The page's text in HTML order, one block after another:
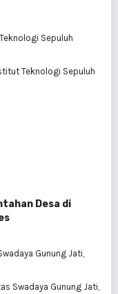
Sepuluh
Teknologi Sepuluh
Desa di
Gunung Jati,
Swadaya Gunung Jati,